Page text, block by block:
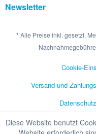
Newsletter
* Alle Preise inkl. gesetzl.
Cookie-
Versand und
Datenschutz
Diese Website benutzt